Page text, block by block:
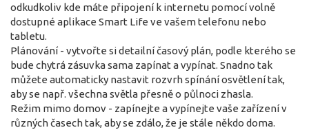
odkudkoliv kde máte připojení k internetu pomocí volně
dostupné aplikace Smart Life ve vašem telefonu nebo
tabletu.
Plánování - vytvořte si detailní časový plán, podle kterého se
bude chytrá zásuvka sama zapínat a vypínat. Snadno tak
můžete automaticky nastavit rozvrh spínání osvětlení tak,
aby se např. všechna světla přesně o půlnoci zhasla.
Režim mimo domov - zapínejte a vypínejte vaše zařízení v
různých časech tak, aby se zdálo, že je stále někdo doma.